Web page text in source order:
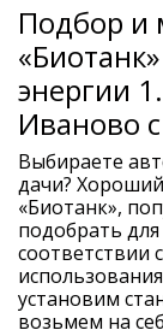
Подбор и
энергии
Иваново
Выбираете
дачи?
«Биотанк»,
подобрать
соответствии
установим
возьмем на